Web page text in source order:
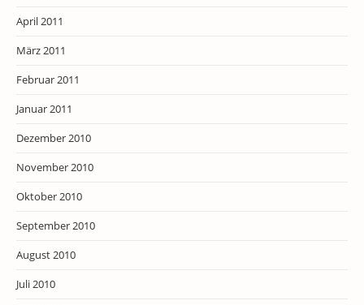
April 2011
März 2011
Februar 2011
Januar 2011
Dezember 2010
November 2010
Oktober 2010
September 2010
August 2010
Juli 2010